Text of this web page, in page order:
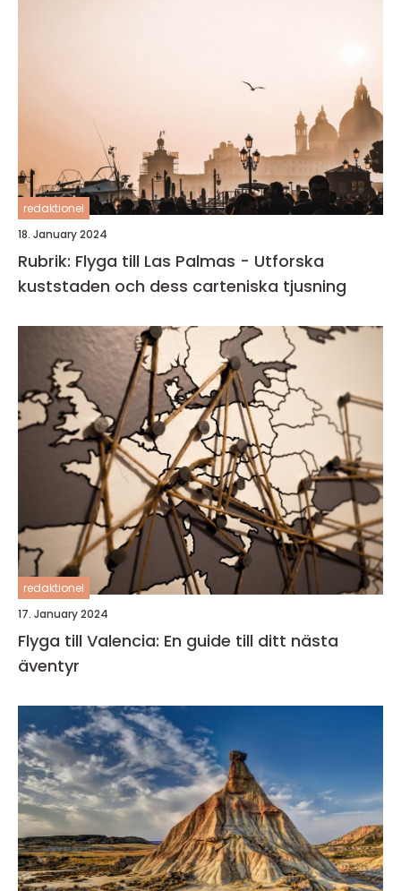
redaktionel
18. January 2024
Rubrik: Flyga till Las Palmas - Utforska
kuststaden och dess carteniska tjusning
redaktionel
17. January 2024
Flyga till Valencia: En guide till ditt nästa
äventyr